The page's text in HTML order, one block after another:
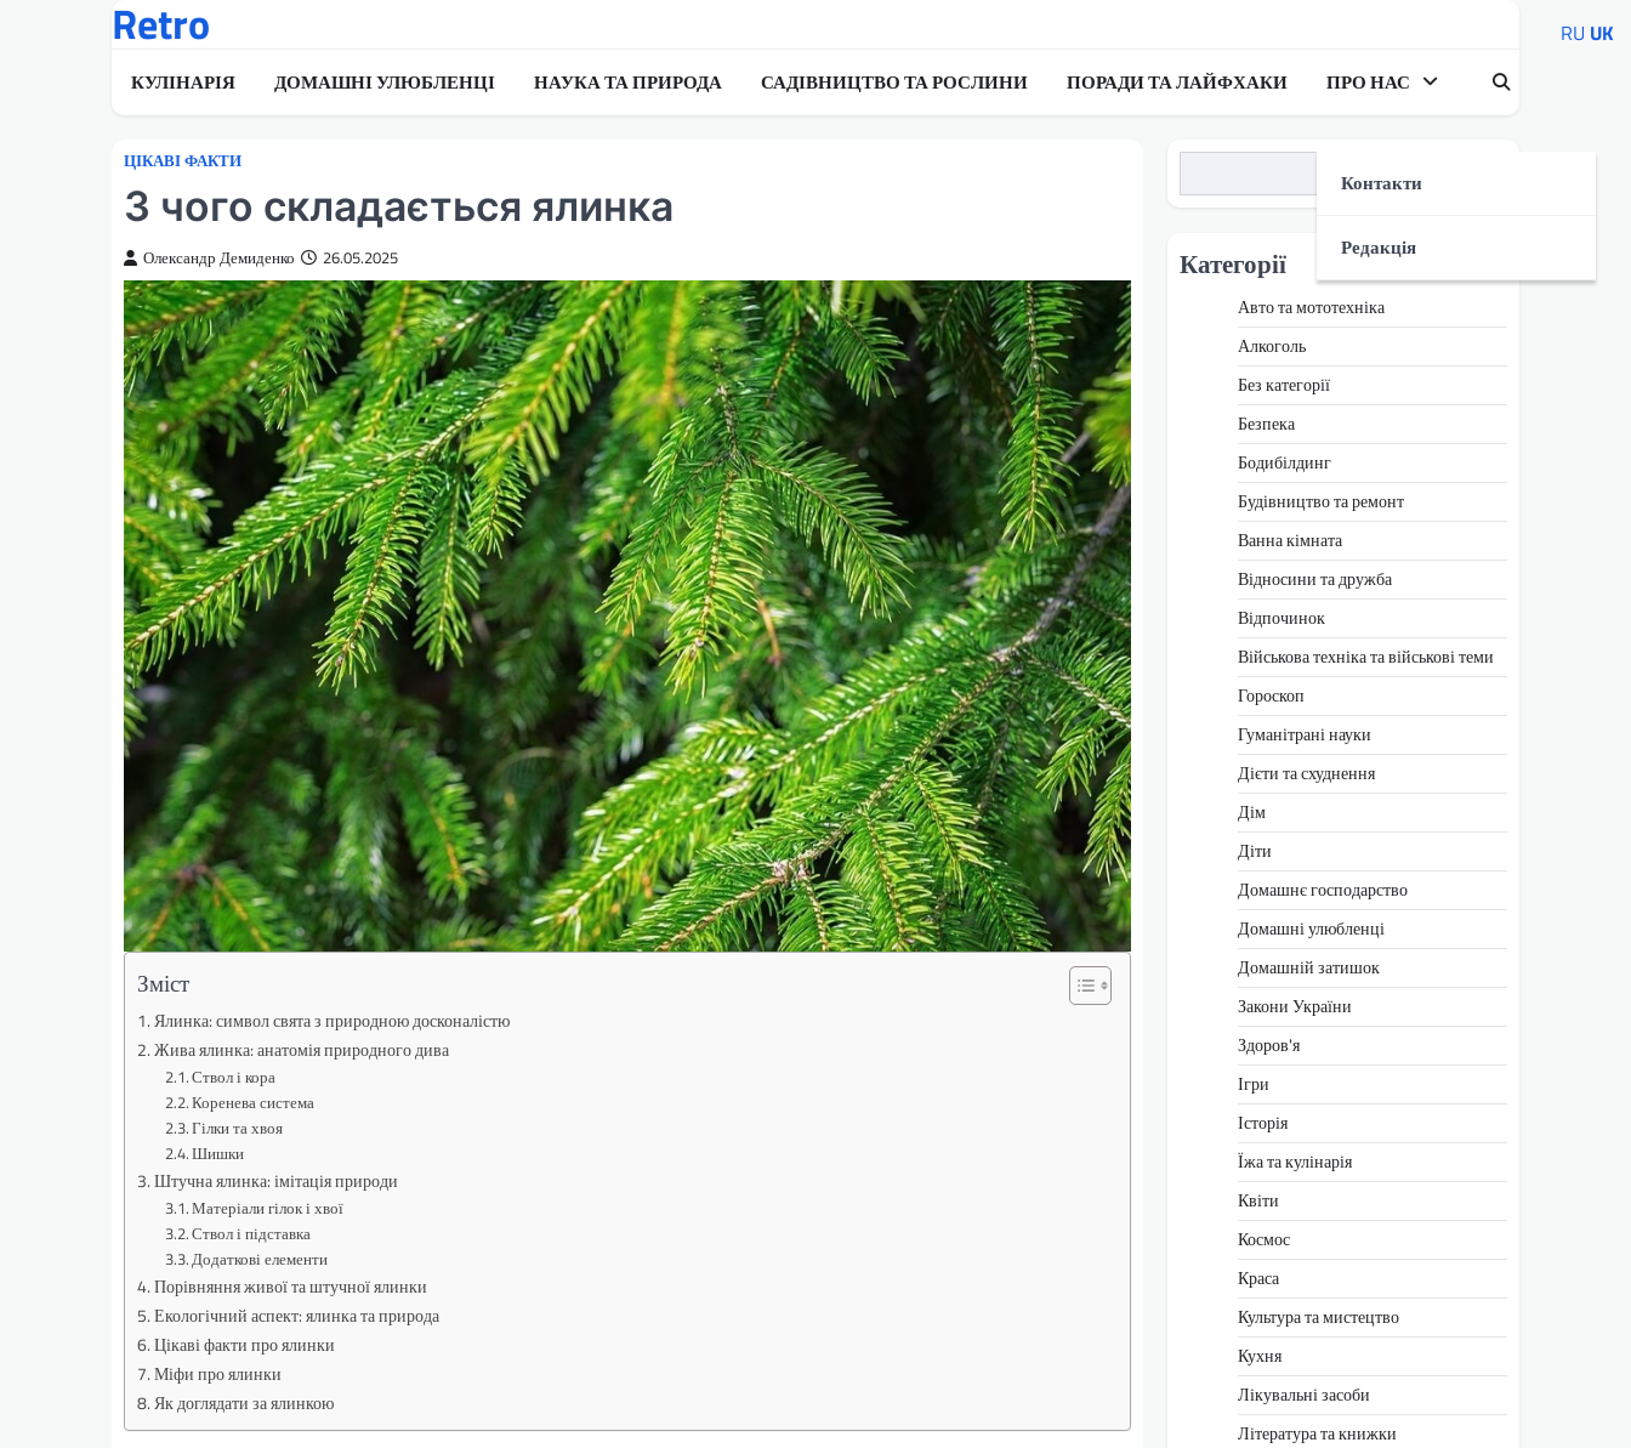
Retro
КУЛІНАРІЯ ДОМАШНІ УЛЮБЛЕНЦІ НАУКА ТА ПРИРОДА САДІВНИЦТВО ТА РОСЛИНИ ПОРАДИ ТА ЛАЙФХАКИ ПРО НАС
Контакти
Редакція
ЦІКАВІ ФАКТИ
З чого складається ялинка
Олександр Демиденко 26.05.2025
Зміст
Ялинка: символ свята з природною досконалістю
Жива ялинка: анатомія природного дива
Ствол і кора
Коренева система
Гілки та хвоя
Шишки
Штучна ялинка: імітація природи
Матеріали гілок і хвої
Ствол і підставка
Додаткові елементи
Порівняння живої та штучної ялинки
Екологічний аспект: ялинка та природа
Цікаві факти про ялинки
Міфи про ялинки
Як доглядати за ялинкою
Категорії
Авто та мототехніка
Алкоголь
Без категорії
Безпека
Бодибілдинг
Будівництво та ремонт
Ванна кімната
Відносини та дружба
Відпочинок
Військова техніка та військові теми
Гороскоп
Гуманітрані науки
Дієти та схуднення
Дім
Діти
Домашнє господарство
Домашні улюбленці
Домашній затишок
Закони України
Здоров'я
Ігри
Історія
Їжа та кулінарія
Квіти
Космос
Краса
Культура та мистецтво
Кухня
Лікувальні засоби
Література та книжки
RU UK